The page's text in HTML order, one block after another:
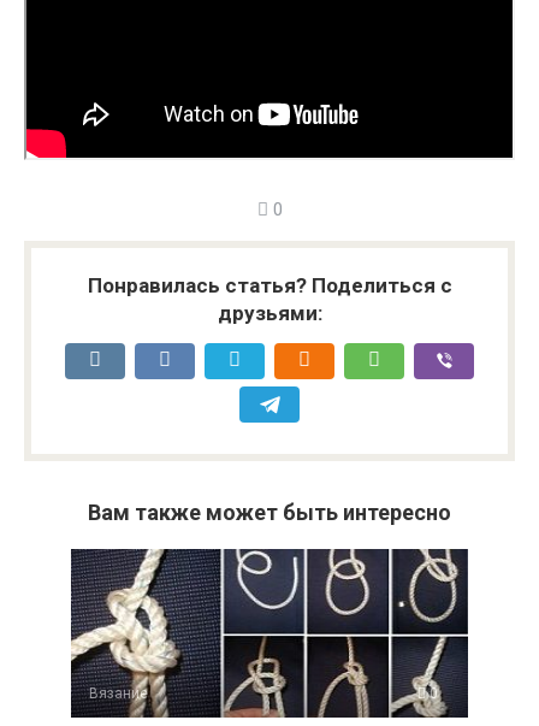
0
Понравилась статья? Поделиться с
друзьями:
Вам также может быть интересно
Вязание 0